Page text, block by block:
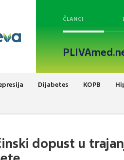
ČLANCI
Dijabetes KOPB
dopust u